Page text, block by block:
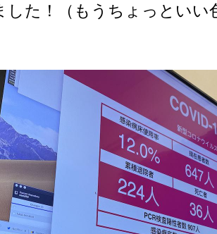
した！（もうちょっといい